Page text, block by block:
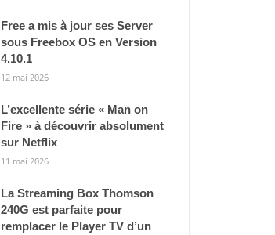
Free a mis à jour ses Server
sous Freebox OS en Version
4.10.1
12 mai 2026
L’excellente série « Man on
Fire » à découvrir absolument
sur Netflix
11 mai 2026
La Streaming Box Thomson
240G est parfaite pour
remplacer le Player TV d’un